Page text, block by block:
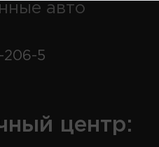
авто
206-5
центр: